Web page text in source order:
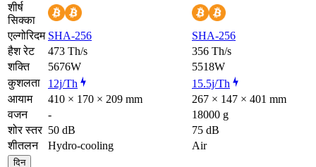
शीर्ष
सिक्का
एल्गोरिदम SHA-256
SHA-256
हैश रेट
473 Th/s
356 Th/s
शक्ति
5676W
5518W
कुशलता
12j/Th
15.5j/Th
आयाम
410 × 170 × 209 mm
267 × 147 × 401 mm
वजन
-
18000 g
शोर स्तर 50 dB
75 dB
शीतलन
Hydro-cooling Air
दिन